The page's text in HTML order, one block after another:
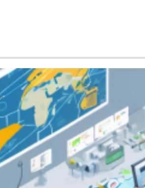
квалификации объемом 72
осмотры транспорта при
в Анадыре. Программа
методики
правила техники
10 вопросов без лимитов по
с первого раза. Никаких защит и
это наиболее бюджетный вариант
полностью автоматизирована.
создаются образовательный
учебного отдела. В течение
в ФРДО.